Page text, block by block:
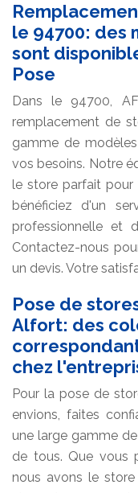
le 94700: des
sont
Pose
Dans le 94700,
remplacement de
gamme de
vos besoins. Notre
le store parfait pour
bénéficiez d'un
professionnelle et
Contactez-nous
un devis. Votre
Pose de
Alfort: des
chez
Pour la pose de
envions, faites
une large gamme
de tous. Que vous
nous avons le